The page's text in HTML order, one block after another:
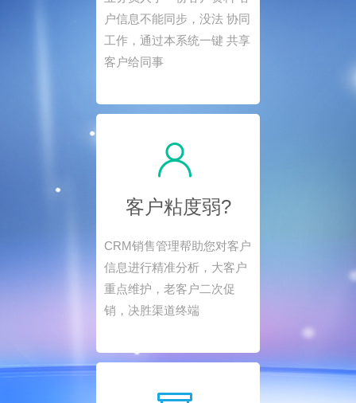
户信息不能同步，没法 协同
工作，通过本系统一键 共享
客户给同事
客户粘度弱?
CRM销售管理帮助您对客户
信息进行精准分析，大客户
重点维护，老客户二次促
销，决胜渠道终端